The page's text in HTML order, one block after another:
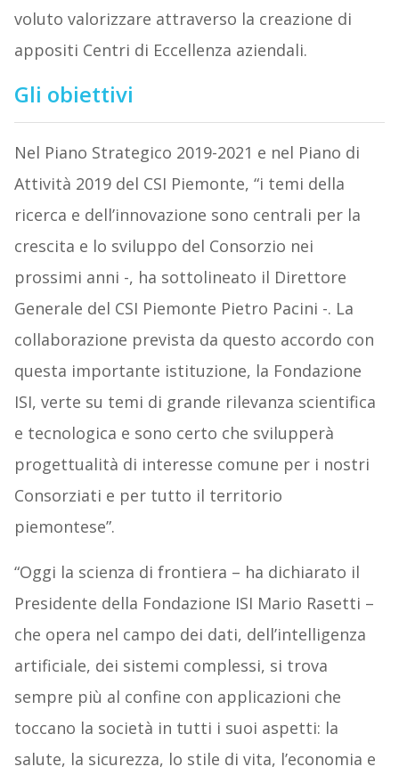
voluto valorizzare attraverso la creazione di
appositi Centri di Eccellenza aziendali.
Gli obiettivi
Nel Piano Strategico 2019-2021 e nel Piano di
Attività 2019 del CSI Piemonte, “i temi della
ricerca e dell’innovazione sono centrali per la
crescita e lo sviluppo del Consorzio nei
prossimi anni -, ha sottolineato il Direttore
Generale del CSI Piemonte Pietro Pacini -. La
collaborazione prevista da questo accordo con
questa importante istituzione, la Fondazione
ISI, verte su temi di grande rilevanza scientifica
e tecnologica e sono certo che svilupperà
progettualità di interesse comune per i nostri
Consorziati e per tutto il territorio
piemontese”.
“Oggi la scienza di frontiera – ha dichiarato il
Presidente della Fondazione ISI Mario Rasetti –
che opera nel campo dei dati, dell’intelligenza
artificiale, dei sistemi complessi, si trova
sempre più al confine con applicazioni che
toccano la società in tutti i suoi aspetti: la
salute, la sicurezza, lo stile di vita, l’economia e